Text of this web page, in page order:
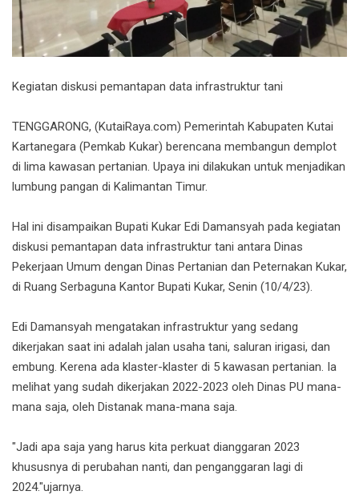
Kegiatan diskusi pemantapan data infrastruktur tani
TENGGARONG, (KutaiRaya.com) Pemerintah Kabupaten Kutai
Kartanegara (Pemkab Kukar) berencana membangun demplot
di lima kawasan pertanian. Upaya ini dilakukan untuk menjadikan
lumbung pangan di Kalimantan Timur.
Hal ini disampaikan Bupati Kukar Edi Damansyah pada kegiatan
diskusi pemantapan data infrastruktur tani antara Dinas
Pekerjaan Umum dengan Dinas Pertanian dan Peternakan Kukar,
di Ruang Serbaguna Kantor Bupati Kukar, Senin (10/4/23).
Edi Damansyah mengatakan infrastruktur yang sedang
dikerjakan saat ini adalah jalan usaha tani, saluran irigasi, dan
embung. Kerena ada klaster-klaster di 5 kawasan pertanian. Ia
melihat yang sudah dikerjakan 2022-2023 oleh Dinas PU mana-
mana saja, oleh Distanak mana-mana saja.
"Jadi apa saja yang harus kita perkuat dianggaran 2023
khususnya di perubahan nanti, dan penganggaran lagi di
2024."ujarnya.